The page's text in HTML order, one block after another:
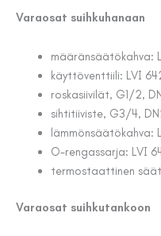
Varaosat suihkuhanaan
määränsäätökahva:
käyttöventtiili: LVI
roskasiivilät, G1/2,
sihtitiiviste, G3/4,
lämmönsäätökahva:
O-rengassarja: LVI
termostaattinen
Varaosat suihkutankoon